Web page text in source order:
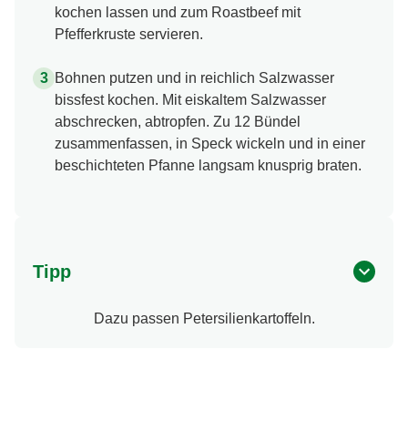
kochen lassen und zum Roastbeef mit
Pfefferkruste servieren.
Bohnen putzen und in reichlich Salzwasser
bissfest kochen. Mit eiskaltem Salzwasser
abschrecken, abtropfen. Zu 12 Bündel
zusammenfassen, in Speck wickeln und in einer
beschichteten Pfanne langsam knusprig braten.
Tipp
Dazu passen Petersilienkartoffeln.